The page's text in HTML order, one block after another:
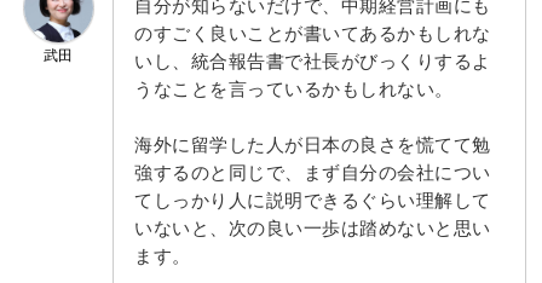
武田
自分が知らないだけで、中期経営計画にも
のすごく良いことが書いてあるかもしれな
いし、統合報告書で社長がびっくりするよ
うなことを言っているかもしれない。
海外に留学した人が日本の良さを慌てて勉
強するのと同じで、まず自分の会社につい
てしっかり人に説明できるぐらい理解して
いないと、次の良い一歩は踏めないと思い
ます。